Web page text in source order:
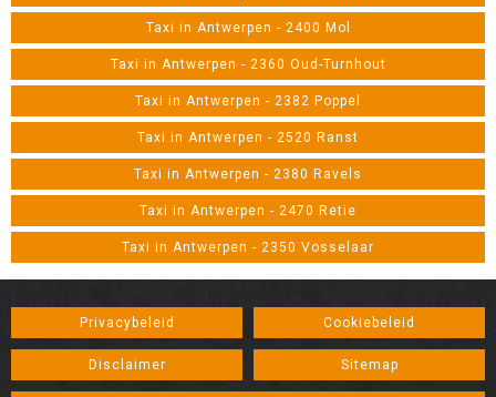
Taxi in Antwerpen - 2400 Mol
Taxi in Antwerpen - 2360 Oud-Turnhout
Taxi in Antwerpen - 2382 Poppel
Taxi in Antwerpen - 2520 Ranst
Taxi in Antwerpen - 2380 Ravels
Taxi in Antwerpen - 2470 Retie
Taxi in Antwerpen - 2350 Vosselaar
Privacybeleid Cookiebeleid
Disclaimer Sitemap